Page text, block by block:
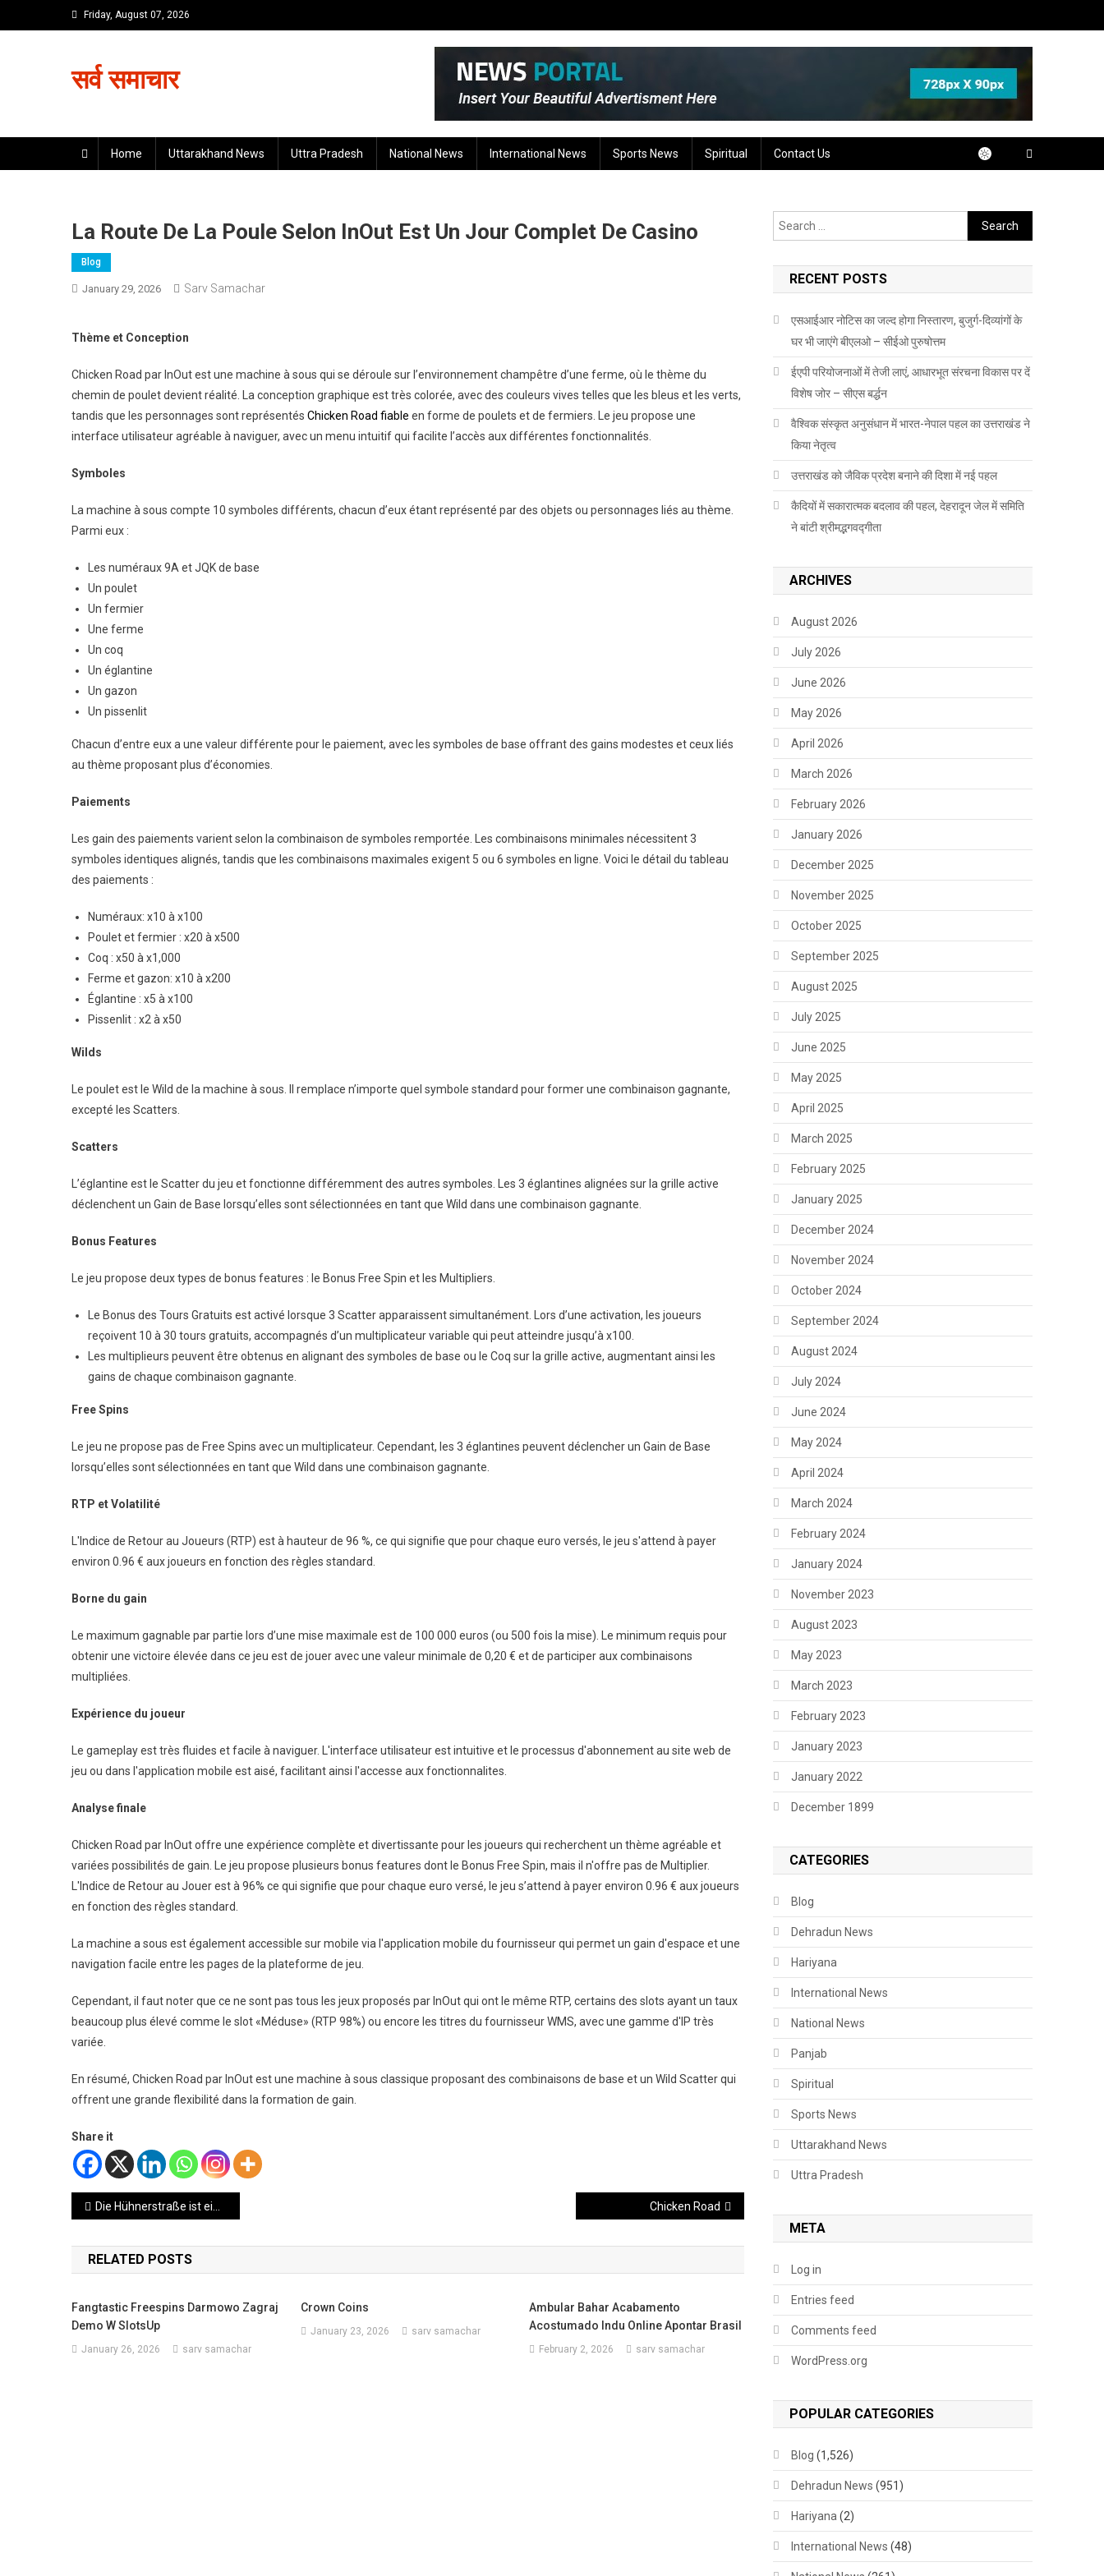
to
Friday, August 07, 2026
सर्व समाचार
Home Uttarakhand News Uttra Pradesh National News International News Sports News Spiritual Contact Us
La Route De La Poule Selon InOut Est Un Jour Complet De Casino
Blog
January 29, 2026 Sarv Samachar
Thème et Conception
Chicken Road par InOut est une machine à sous qui se déroule sur l’environnement champêtre d’une ferme, où le thème du
chemin de poulet devient réalité. La conception graphique est très colorée, avec des couleurs vives telles que les bleus et les verts,
tandis que les personnages sont représentés Chicken Road fiable en forme de poulets et de fermiers. Le jeu propose une
interface utilisateur agréable à naviguer, avec un menu intuitif qui facilite l’accès aux différentes fonctionnalités.
Symboles
La machine à sous compte 10 symboles différents, chacun d’eux étant représenté par des objets ou personnages liés au thème.
Parmi eux :
Les numéraux 9A et JQK de base
Un poulet
Un fermier
Une ferme
Un coq
Un églantine
Un gazon
Un pissenlit
Chacun d’entre eux a une valeur différente pour le paiement, avec les symboles de base offrant des gains modestes et ceux liés
au thème proposant plus d’économies.
Paiements
Les gain des paiements varient selon la combinaison de symboles remportée. Les combinaisons minimales nécessitent 3
symboles identiques alignés, tandis que les combinaisons maximales exigent 5 ou 6 symboles en ligne. Voici le détail du tableau
des paiements :
Numéraux: x10 à x100
Poulet et fermier : x20 à x500
Coq : x50 à x1,000
Ferme et gazon: x10 à x200
Églantine : x5 à x100
Pissenlit : x2 à x50
Wilds
Le poulet est le Wild de la machine à sous. Il remplace n’importe quel symbole standard pour former une combinaison gagnante,
excepté les Scatters.
Scatters
L’églantine est le Scatter du jeu et fonctionne différemment des autres symboles. Les 3 églantines alignées sur la grille active
déclenchent un Gain de Base lorsqu’elles sont sélectionnées en tant que Wild dans une combinaison gagnante.
Bonus Features
Le jeu propose deux types de bonus features : le Bonus Free Spin et les Multipliers.
Le Bonus des Tours Gratuits est activé lorsque 3 Scatter apparaissent simultanément. Lors d’une activation, les joueurs
reçoivent 10 à 30 tours gratuits, accompagnés d’un multiplicateur variable qui peut atteindre jusqu’à x100.
Les multiplieurs peuvent être obtenus en alignant des symboles de base ou le Coq sur la grille active, augmentant ainsi les
gains de chaque combinaison gagnante.
Free Spins
Le jeu ne propose pas de Free Spins avec un multiplicateur. Cependant, les 3 églantines peuvent déclencher un Gain de Base
lorsqu’elles sont sélectionnées en tant que Wild dans une combinaison gagnante.
RTP et Volatilité
L'Indice de Retour au Joueurs (RTP) est à hauteur de 96 %, ce qui signifie que pour chaque euro versés, le jeu s'attend à payer
environ 0.96 € aux joueurs en fonction des règles standard.
Borne du gain
Le maximum gagnable par partie lors d’une mise maximale est de 100 000 euros (ou 500 fois la mise). Le minimum requis pour
obtenir une victoire élevée dans ce jeu est de jouer avec une valeur minimale de 0,20 € et de participer aux combinaisons
multipliées.
Expérience du joueur
Le gameplay est très fluides et facile à naviguer. L'interface utilisateur est intuitive et le processus d'abonnement au site web de
jeu ou dans l'application mobile est aisé, facilitant ainsi l'accesse aux fonctionnalites.
Analyse finale
Chicken Road par InOut offre une expérience complète et divertissante pour les joueurs qui recherchent un thème agréable et
variées possibilités de gain. Le jeu propose plusieurs bonus features dont le Bonus Free Spin, mais il n'offre pas de Multiplier.
L'Indice de Retour au Jouer est à 96% ce qui signifie que pour chaque euro versé, le jeu s’attend à payer environ 0.96 € aux joueurs
en fonction des règles standard.
La machine a sous est également accessible sur mobile via l'application mobile du fournisseur qui permet un gain d'espace et une
navigation facile entre les pages de la plateforme de jeu.
Cependant, il faut noter que ce ne sont pas tous les jeux proposés par InOut qui ont le même RTP, certains des slots ayant un taux
beaucoup plus élevé comme le slot «Méduse» (RTP 98%) ou encore les titres du fournisseur WMS, avec une gamme d'IP très
variée.
En résumé, Chicken Road par InOut est une machine à sous classique proposant des combinaisons de base et un Wild Scatter qui
offrent une grande flexibilité dans la formation de gain.
Share it
Post
navigation
Die Hühnerstraße ist ein Slotmaschinen-Titel in Casinos, bei dem Spieler um Münzen und Gewinne konkurrieren. Chicken Road
RELATED POSTS
Fangtastic Freespins Darmowo Zagraj
Demo W SlotsUp
January 26, 2026 sarv samachar
Crown Coins
January 23, 2026 sarv samachar
Ambular Bahar Acabamento
Acostumado Indu Online Apontar Brasil
February 2, 2026 sarv samachar
Search
for:
RECENT POSTS
एसआईआर नोटिस का जल्द होगा निस्तारण, बुजुर्ग-दिव्यांगों के
घर भी जाएंगे बीएलओ – सीईओ पुरुषोत्तम
ईएपी परियोजनाओं में तेजी लाएं, आधारभूत संरचना विकास पर दें
विशेष जोर – सीएस बर्द्धन
वैश्विक संस्कृत अनुसंधान में भारत-नेपाल पहल का उत्तराखंड ने
किया नेतृत्व
उत्तराखंड को जैविक प्रदेश बनाने की दिशा में नई पहल
कैदियों में सकारात्मक बदलाव की पहल, देहरादून जेल में समिति
ने बांटी श्रीमद्भगवद्गीता
ARCHIVES
August 2026
July 2026
June 2026
May 2026
April 2026
March 2026
February 2026
January 2026
December 2025
November 2025
October 2025
September 2025
August 2025
July 2025
June 2025
May 2025
April 2025
March 2025
February 2025
January 2025
December 2024
November 2024
October 2024
September 2024
August 2024
July 2024
June 2024
May 2024
April 2024
March 2024
February 2024
January 2024
November 2023
August 2023
May 2023
March 2023
February 2023
January 2023
January 2022
December 1899
CATEGORIES
Blog
Dehradun News
Hariyana
International News
National News
Panjab
Spiritual
Sports News
Uttarakhand News
Uttra Pradesh
META
Log in
Entries feed
Comments feed
WordPress.org
POPULAR CATEGORIES
Blog (1,526)
Dehradun News (951)
Hariyana (2)
International News (48)